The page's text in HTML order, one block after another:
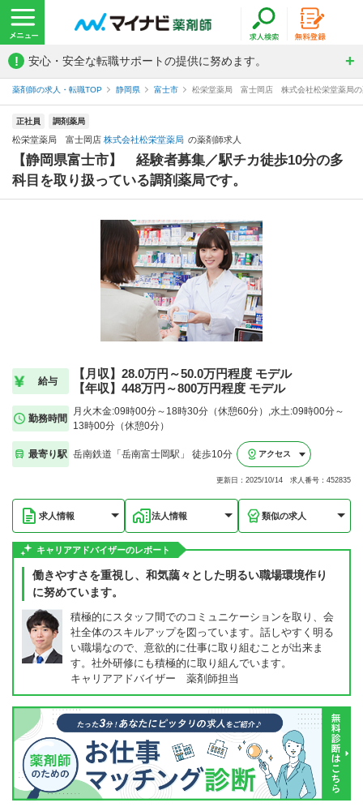
! 安心・安全な転職サポートの提供に努めます。
薬剤師の求人・転職TOP 静岡県 富士市 松栄堂薬局 富士岡店 株式会社松栄堂薬局の
正社員 調剤薬局
松栄堂薬局 富士岡店 株式会社松栄堂薬局 の薬剤師求人
【静岡県富士市】 経験者募集／駅チカ徒歩10分の多
科目を取り扱っている調剤薬局です。
給与
【月収】28.0万円～50.0万円程度 モデル
【年収】448万円～800万円程度 モデル
勤務時間
月火木金:09時00分～18時30分（休憩60分）,水土:09時00分～
13時00分（休憩0分）
最寄り駅 岳南鉄道「岳南富士岡駅」 徒歩10分 アクセス
更新日：2025/10/14 求人番号：452835
求人情報 法人情報 類似の求人
キャリアアドバイザーのレポート
働きやすさを重視し、和気藹々とした明るい職場環境作り
に努めています。
積極的にスタッフ間でのコミュニケーションを取り、会
社全体のスキルアップを図っています。話しやすく明る
い職場なので、意欲的に仕事に取り組むことが出来ま
す。社外研修にも積極的に取り組んでいます。
キャリアアドバイザー 薬剤師担当